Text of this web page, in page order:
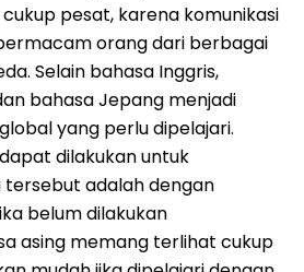
pesat, karena komunikasi
orang dari berbagai
Selain bahasa Inggris,
bahasa Jepang menjadi
yang perlu dipelajari.
dilakukan untuk
tersebut adalah dengan
belum dilakukan
asing memang terlihat cukup